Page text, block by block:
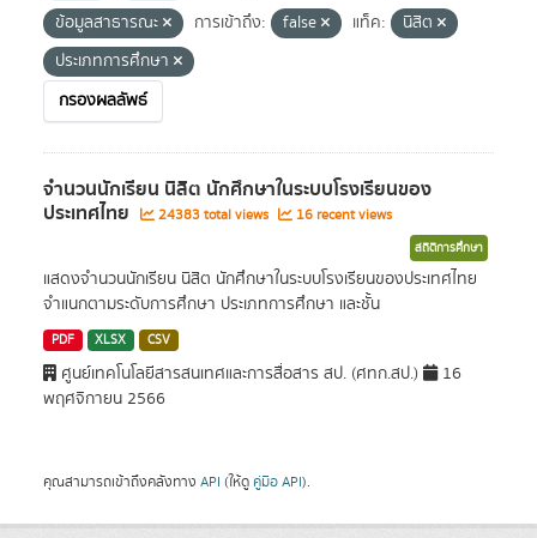
ข้อมูลสาธารณะ
การเข้าถึง: false แท็ค:
นิสิต
ประเภทการศึกษา
กรองผลลัพธ์
จำนวนนักเรียน นิสิต นักศึกษาในระบบโรงเรียนของ
ประเทศไทย 24383 total views 16 recent views
สถิติการศึกษา
แสดงจำนวนนักเรียน นิสิต นักศึกษาในระบบโรงเรียนของประเทศไทย
จำแนกตามระดับการศึกษา ประเภทการศึกษา และชั้น
PDF XLSX CSV
ศูนย์เทคโนโลยีสารสนเทศและการสื่อสาร สป. (ศทก.สป.)
16
พฤศจิกายน 2566
คุณสามารถเข้าถึงคลังทาง API (ให้ดู คู่มือ API).